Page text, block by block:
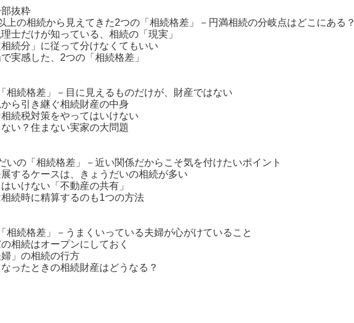
抜粋
上の相続から見えてきた2つの「相続格差」－円満相続の分岐点はどこにある
理士だけが知っている、相続の「現実」
相続分」に従って分けなくてもいい
実感した、2つの「相続格差」
相続格差」－目に見えるものだけが、財産ではない
から引き継ぐ相続財産の中身
相続税対策をやってはいけない
ない？住まない実家の大問題
いの「相続格差」－近い関係だからこそ気を付けたいポイント
展するケースは、きょうだいの相続が多い
いけない「不動産の共有」
相続時に精算するのも1つの方法
相続格差」－うまくいっている夫婦が心がけていること
の相続はオープンにしておく
婦」の相続の行方
なったときの相続財産はどうなる？